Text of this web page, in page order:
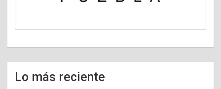
Lo más reciente